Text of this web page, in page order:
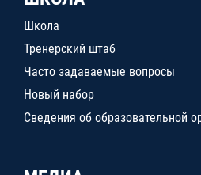
Школа
Тренерский штаб
Часто задаваемые вопросы
Новый набор
Сведения об образовательной